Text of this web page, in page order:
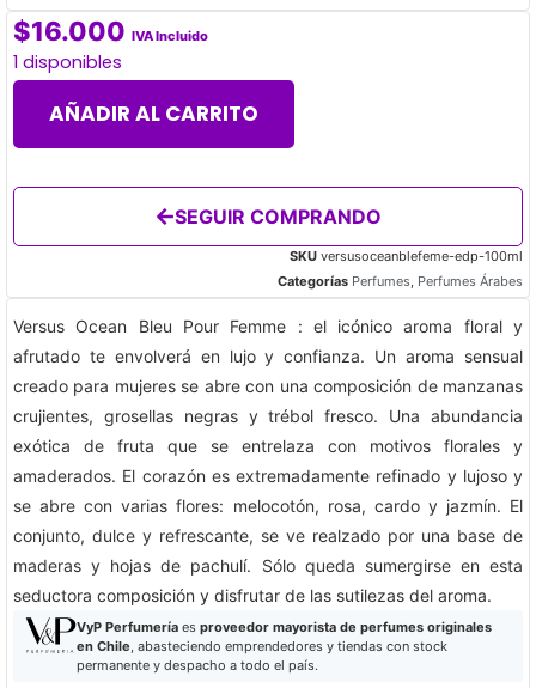
$16.000 IVA Incluido
1 disponibles
AÑADIR AL CARRITO
SEGUIR COMPRANDO
SKU versusoceanblefeme-edp-100ml
Categorías Perfumes, Perfumes Árabes
Versus Ocean Bleu Pour Femme : el icónico aroma floral y
afrutado te envolverá en lujo y confianza. Un aroma sensual
creado para mujeres se abre con una composición de manzanas
crujientes, grosellas negras y trébol fresco. Una abundancia
exótica de fruta que se entrelaza con motivos florales y
amaderados. El corazón es extremadamente refinado y lujoso y
se abre con varias flores: melocotón, rosa, cardo y jazmín. El
conjunto, dulce y refrescante, se ve realzado por una base de
maderas y hojas de pachulí. Sólo queda sumergirse en esta
seductora composición y disfrutar de las sutilezas del aroma.
VyP Perfumeríaes proveedor mayorista de perfumes originales
en Chile, abasteciendo emprendedores y tiendas con stock
permanente y despacho a todo el país.